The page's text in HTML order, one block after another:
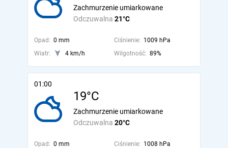
Odczuwalna 21°C
Zachmurzenie umiarkowane
Opad: 0 mm Ciśnienie: 1009 hPa
Wiatr:
4 km/h Wilgotność: 89%
01:00
19°C
Odczuwalna 20°C
Zachmurzenie umiarkowane
Opad: 0 mm Ciśnienie: 1008 hPa